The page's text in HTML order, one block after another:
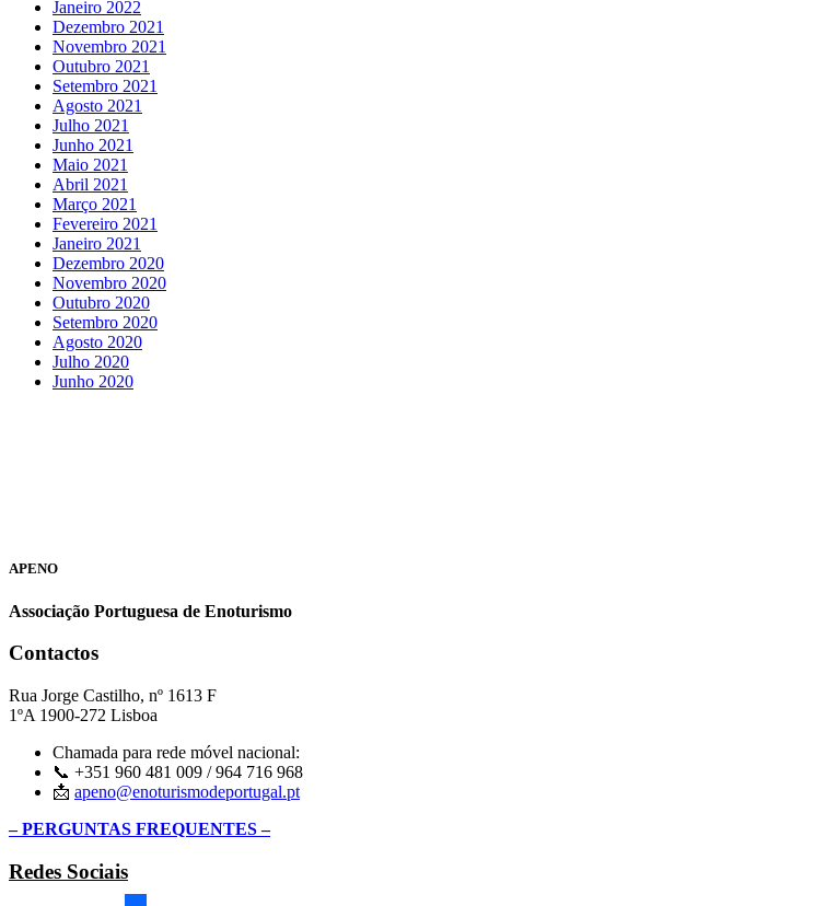
Janeiro 2022
Dezembro 2021
Novembro 2021
Outubro 2021
Setembro 2021
Agosto 2021
Julho 2021
Junho 2021
Maio 2021
Abril 2021
Março 2021
Fevereiro 2021
Janeiro 2021
Dezembro 2020
Novembro 2020
Outubro 2020
Setembro 2020
Agosto 2020
Julho 2020
Junho 2020
APENO
Associação Portuguesa de Enoturismo
Contactos
Rua Jorge Castilho, nº 1613 F
1ºA 1900-272 Lisboa
Chamada para rede móvel nacional:
📞 +351 960 481 009 / 964 716 968
📩 apeno@enoturismodeportugal.pt
– PERGUNTAS FREQUENTES –
Redes Sociais